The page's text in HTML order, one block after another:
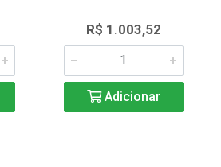
R$ 1.003,52
Adicionar